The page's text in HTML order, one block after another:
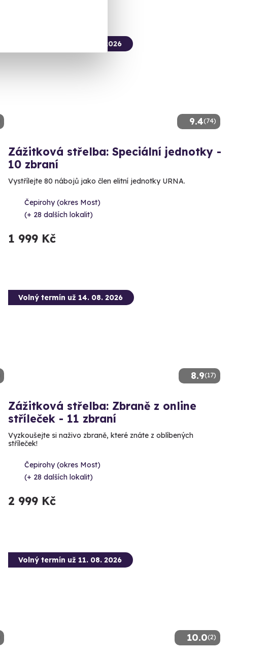
9.4(74)
Volný termín už 12. 08. 2026
Zážitková střelba: Speciální jednotky -
10 zbraní
Vystřílejte 80 nábojů jako člen elitní jednotky URNA.
Čepirohy (okres Most)
(+ 28 dalších lokalit)
1 999 Kč
8.9(17)
Volný termín už 14. 08. 2026
Zážitková střelba: Zbraně z online
stříleček - 11 zbraní
Vyzkoušejte si naživo zbraně, které znáte z oblíbených
stříleček!
Čepirohy (okres Most)
(+ 28 dalších lokalit)
2 999 Kč
10.0(2)
Volný termín už 11. 08. 2026